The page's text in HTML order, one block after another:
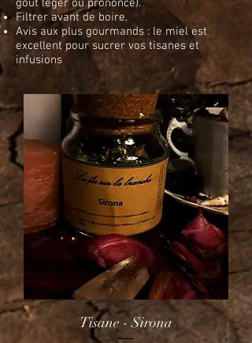
gout léger ou prononcé).
Filtrer avant de boire.
Avis aux plus gourmands : le miel est
excellent pour sucrer vos tisanes et
infusions
Tisane - Sirona